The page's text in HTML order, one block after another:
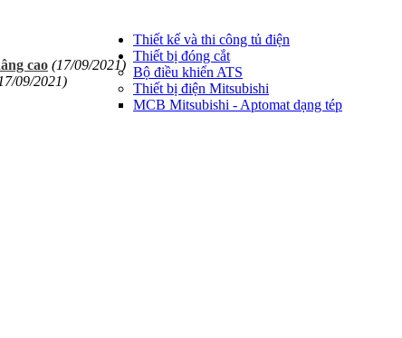
cao (17/09/2021)
09/2021)
Thiết kế và thi công tủ điện
Thiết bị đóng cắt
Bộ điều khiển ATS
Thiết bị điện Mitsubishi
MCB Mitsubishi - Aptomat dạng tép